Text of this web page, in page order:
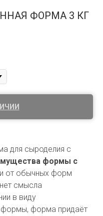
ФОРМА 3 КГ
для сыроделия с
формы с
от обычных форм
смысла
в виду
формы, форма придаёт